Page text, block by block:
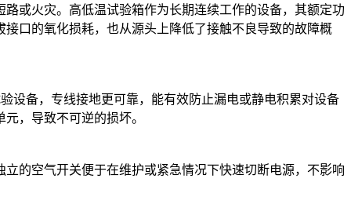
或火灾。高低温试验箱作为长期连续工作的设备，其额定功
口的氧化损耗，也从源头上降低了接触不良导致的故障概
设备，专线接地更可靠，能有效防止漏电或静电积累对设备
，导致不可逆的损坏。
的空气开关便于在维护或紧急情况下快速切断电源，不影响